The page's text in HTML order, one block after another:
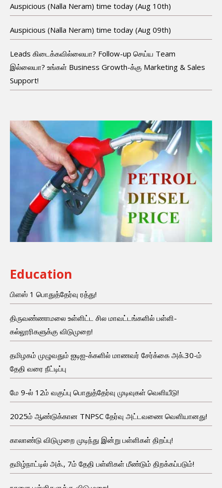
Auspicious (Nalla Neram) time today (Aug 10th)
Auspicious (Nalla Neram) time today (Aug 09th)
Leads கிடைக்கவில்லையா? Follow-up செய்ய Team
இல்லையா? உங்கள் Business Growth-க்கு Marketing & Sales
Support!
Education
பிளஸ் 1 பொதுத்தேர்வு ரத்து!
திருவண்ணாமலை உள்ளிட்ட சில மாவட்டங்களில் பள்ளி-
கல்லூரிகளுக்கு விடுமுறை!
தமிழகம் முழுவதும் ஐடிஐ-க்களில் மாணவர் சேர்க்கை அக்.30-ம்
தேதி வரை நீட்டிப்பு
மே 9-ல் 12ம் வகுப்பு பொதுத்தேர்வு முடிவுகள் வெளியீடு!
2025ம் ஆண்டுக்கான TNPSC தேர்வு அட்டவணை வெளியானது!
காலாண்டு விடுமுறை முடிந்து இன்று பள்ளிகள் திறப்பு!
தமிழ்நாட்டில் அக்., 7ம் தேதி பள்ளிகள் மீண்டும் திறக்கப்படும்!